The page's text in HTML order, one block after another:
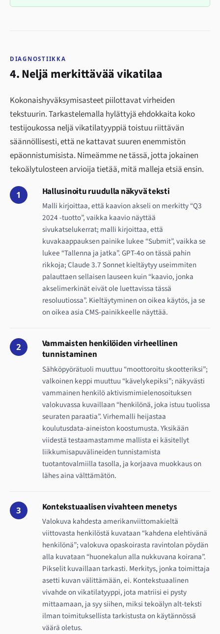
DIAGNOSTIIKKA
4. Neljä merkittävää vikatilaa
Kokonaishyväksymisasteet piilottavat virheiden
tekstuurin. Tarkastelemalla hylättyjä ehdokkaita koko
testijoukossa neljä vikatilatyyppiä toistuu riittävän
säännöllisesti, että ne kattavat suuren enemmistön
epäonnistumisista. Nimeämme ne tässä, jotta jokainen
tekoälytulosteen arvioija tietää, mitä malleja etsiä ensin.
1 Hallusinoitu ruudulla näkyvä teksti
Malli kirjoittaa, että kaavion akseli on merkitty “Q3
2024 -tuotto”, vaikka kaavio näyttää
sivukatselukerrat; malli kirjoittaa, että
kuvakaappauksen painike lukee “Submit”, vaikka se
lukee “Tallenna ja jatka”. GPT-4o on tässä pahin
rikkoja; Claude 3.7 Sonnet kieltäytyy useimmiten
palauttaen sellaisen lauseen kuin “kaavio, jonka
akselimerkinät eivät ole luettavissa tässä
resoluutiossa”. Kieltäytyminen on oikea käytös, ja se
on oikea asia CMS-painikkeelle näyttää.
2
Vammaisten henkilöiden virheellinen
tunnistaminen
Sähköpyörätuoli muuttuu “moottoroitu skootteriksi”;
valkoinen keppi muuttuu “kävelykepiksi”; näkyvästi
vammainen henkilö aktivismimielenosoituksen
valokuvassa kuvaillaan “henkilönä, joka istuu tuolissa
seuraten paraatia”. Virhemalli heijastaa
koulutusdata-aineiston koostumusta. Yksikään
viidestä testaamastamme mallista ei käsitellyt
liikkumisapuvälineiden tunnistamista
tuotantovalmiilla tasolla, ja korjaava muokkaus on
lähes aina välttämätön.
3 Kontekstuaalisen vivahteen menetys
Valokuva kahdesta amerikanviittomakieltä
viittovasta henkilöstä kuvataan “kahdena elehtivänä
henkilönä”; valokuva opaskoirasta ravintolan pöydän
alla kuvataan “huonekalun alla nukkuvana koirana”.
Pikselit kuvaillaan tarkasti. Merkitys, jonka toimittaja
asetti kuvan välittämään, ei. Kontekstuaalinen
vivahde on vikatilatyyppi, jota matriisi ei pysty
mittaamaan, ja syy siihen, miksi tekoälyn alt-teksti
ilman toimituksellista tarkistusta on käytännössä
väärä oletus.